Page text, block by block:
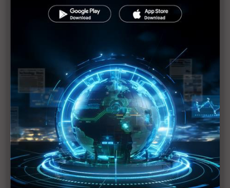
裸眼3D換衣鏡、魔法窗彩石喚魔獸 群創用顯示技術
電容觸控與力感測整合技術突破 Nanomade攜
PolyIC推全透明薄膜
矽光子、先進封裝錢景閃耀Touch Taiwan 洪進揚：
光進銅退時代來臨
電子紙、3D顯微手術應用吸睛 友達攜達擎、元豐
Touch Taiwan秀跨域落地成果
搶攻AI資料中心高速互連 富采攜友達、鼎元大秀
Micro LED光通訊